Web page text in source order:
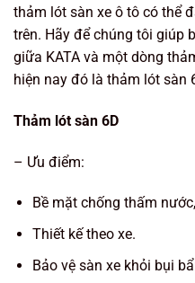
thảm lót sàn xe ô tô có thể
trên. Hãy để chúng tôi giúp
giữa KATA và một dòng
hiện nay đó là thảm lót sàn
Thảm lót sàn 6D
– Ưu điểm:
Bề mặt chống thấm
Thiết kế theo xe.
Bảo vệ sàn xe khỏi bụi